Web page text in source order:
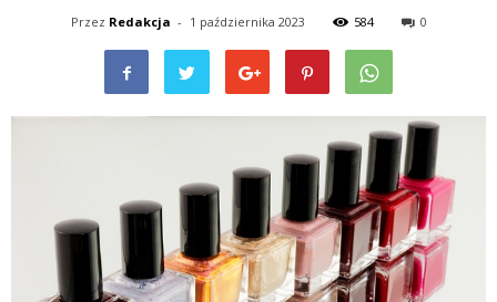
Przez Redakcja - 1 października 2023 584 0